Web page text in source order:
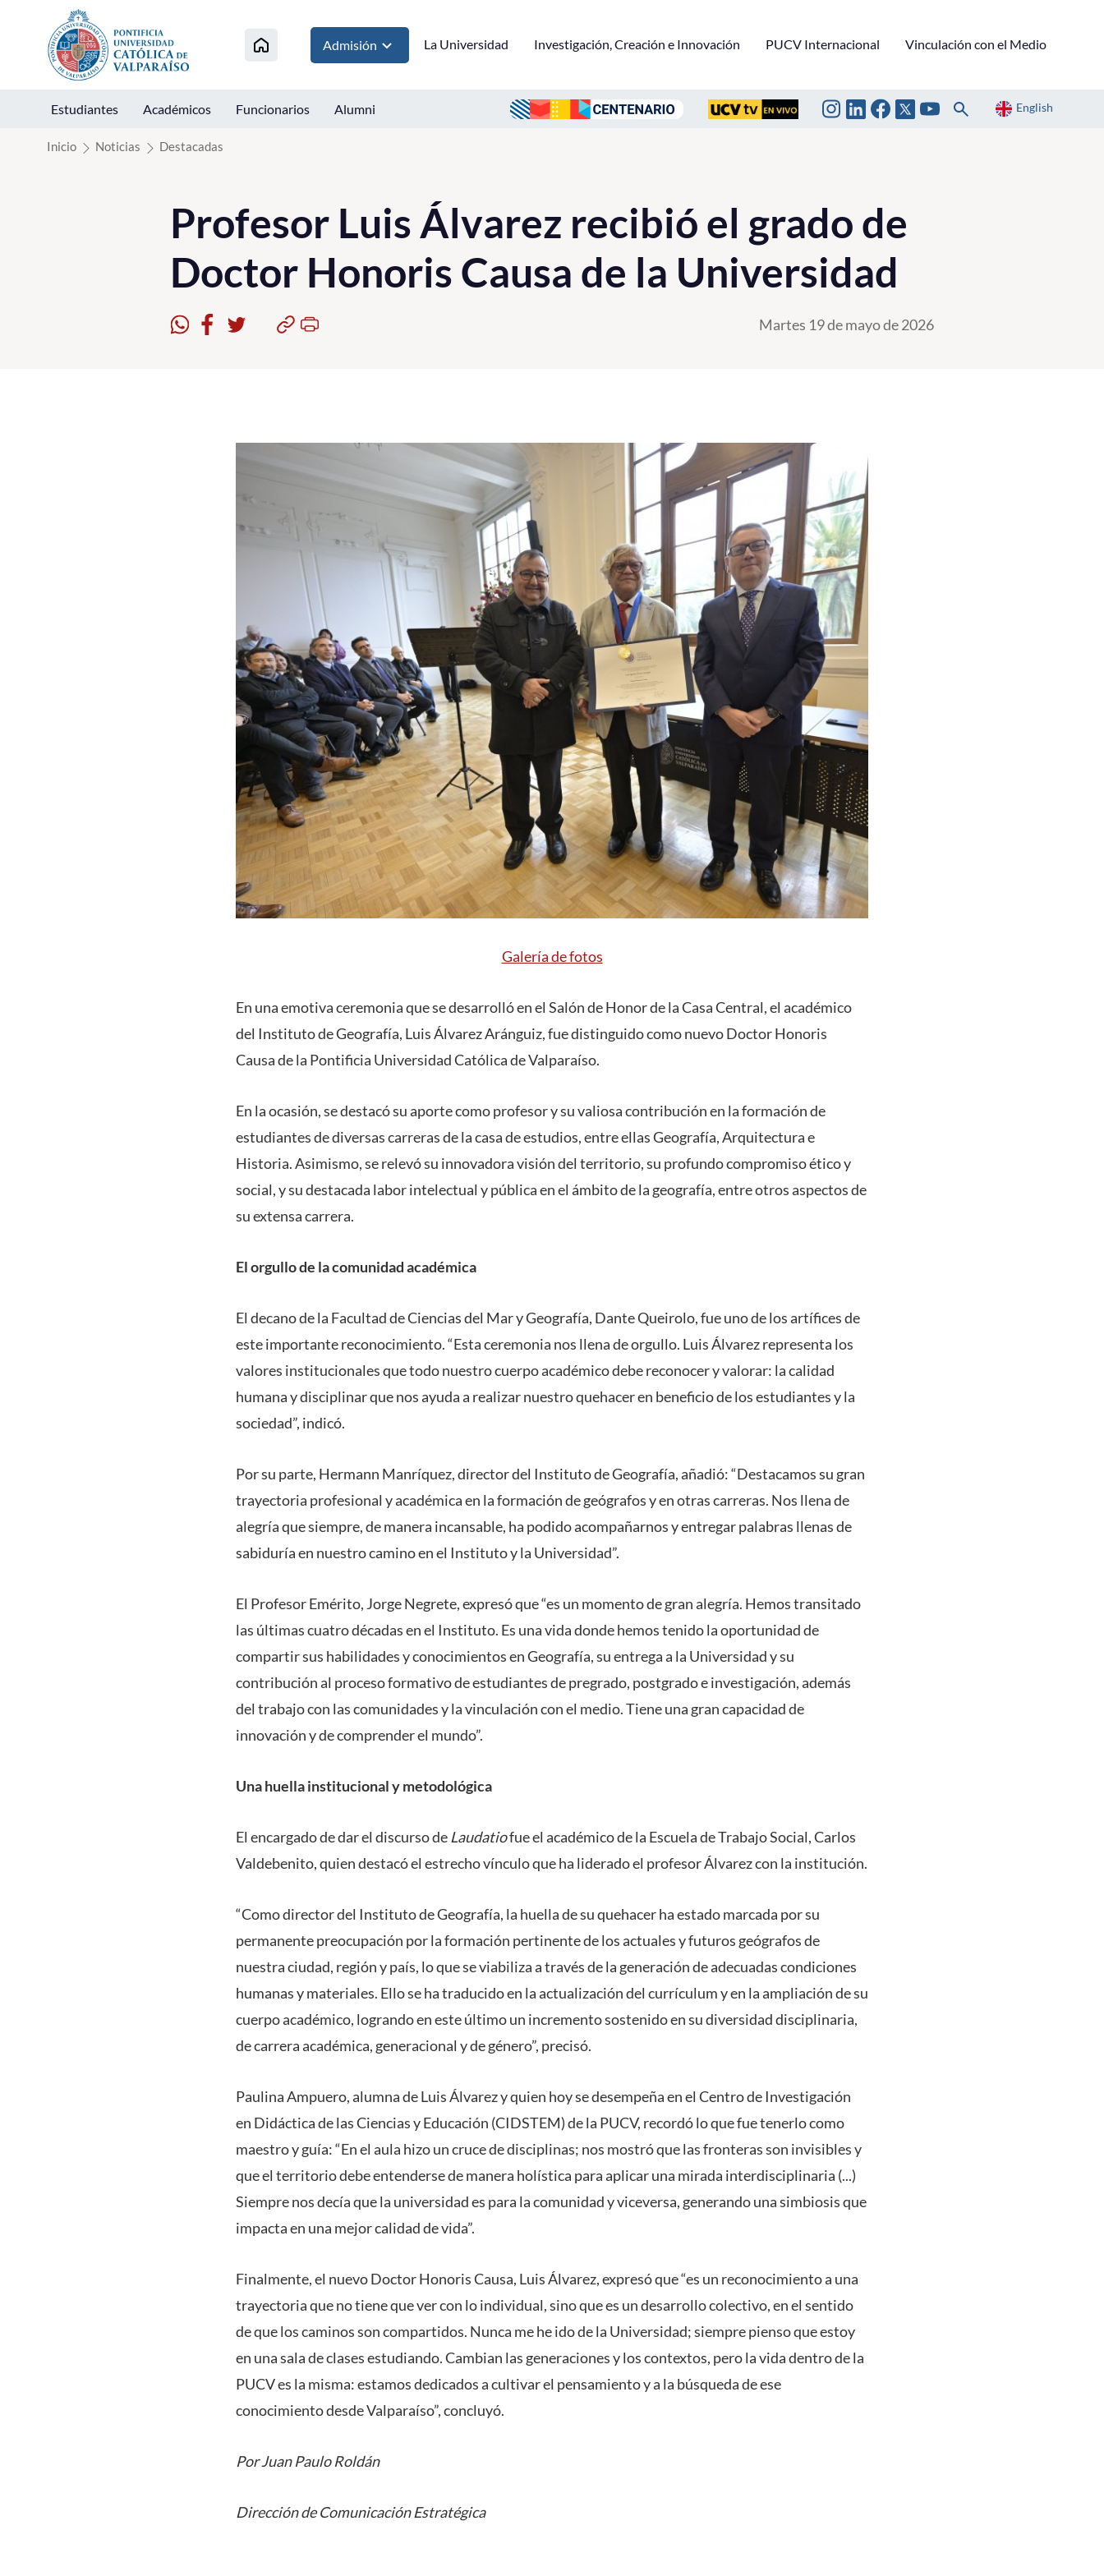
Click acá para ir directamente al contenido
Admisión La Universidad Investigación, Creación e Innovación PUCV Internacional Vinculación con el Medio
Estudiantes Académicos Funcionarios Alumni English
Inicio Noticias Destacadas
Profesor Luis Álvarez recibió el grado de
Doctor Honoris Causa de la Universidad
Martes 19 de mayo de 2026
Galería de fotos
En una emotiva ceremonia que se desarrolló en el Salón de Honor de la Casa Central, el académico
del Instituto de Geografía, Luis Álvarez Aránguiz, fue distinguido como nuevo Doctor Honoris
Causa de la Pontificia Universidad Católica de Valparaíso.
En la ocasión, se destacó su aporte como profesor y su valiosa contribución en la formación de
estudiantes de diversas carreras de la casa de estudios, entre ellas Geografía, Arquitectura e
Historia. Asimismo, se relevó su innovadora visión del territorio, su profundo compromiso ético y
social, y su destacada labor intelectual y pública en el ámbito de la geografía, entre otros aspectos de
su extensa carrera.
El orgullo de la comunidad académica
El decano de la Facultad de Ciencias del Mar y Geografía, Dante Queirolo, fue uno de los artífices de
este importante reconocimiento. “Esta ceremonia nos llena de orgullo. Luis Álvarez representa los
valores institucionales que todo nuestro cuerpo académico debe reconocer y valorar: la calidad
humana y disciplinar que nos ayuda a realizar nuestro quehacer en beneficio de los estudiantes y la
sociedad”, indicó.
Por su parte, Hermann Manríquez, director del Instituto de Geografía, añadió: “Destacamos su gran
trayectoria profesional y académica en la formación de geógrafos y en otras carreras. Nos llena de
alegría que siempre, de manera incansable, ha podido acompañarnos y entregar palabras llenas de
sabiduría en nuestro camino en el Instituto y la Universidad”.
El Profesor Emérito, Jorge Negrete, expresó que “es un momento de gran alegría. Hemos transitado
las últimas cuatro décadas en el Instituto. Es una vida donde hemos tenido la oportunidad de
compartir sus habilidades y conocimientos en Geografía, su entrega a la Universidad y su
contribución al proceso formativo de estudiantes de pregrado, postgrado e investigación, además
del trabajo con las comunidades y la vinculación con el medio. Tiene una gran capacidad de
innovación y de comprender el mundo”.
Una huella institucional y metodológica
El encargado de dar el discurso de Laudatiofue el académico de la Escuela de Trabajo Social, Carlos
Valdebenito, quien destacó el estrecho vínculo que ha liderado el profesor Álvarez con la institución.
“Como director del Instituto de Geografía, la huella de su quehacer ha estado marcada por su
permanente preocupación por la formación pertinente de los actuales y futuros geógrafos de
nuestra ciudad, región y país, lo que se viabiliza a través de la generación de adecuadas condiciones
humanas y materiales. Ello se ha traducido en la actualización del currículum y en la ampliación de su
cuerpo académico, logrando en este último un incremento sostenido en su diversidad disciplinaria,
de carrera académica, generacional y de género”, precisó.
Paulina Ampuero, alumna de Luis Álvarez y quien hoy se desempeña en el Centro de Investigación
en Didáctica de las Ciencias y Educación (CIDSTEM) de la PUCV, recordó lo que fue tenerlo como
maestro y guía: “En el aula hizo un cruce de disciplinas; nos mostró que las fronteras son invisibles y
que el territorio debe entenderse de manera holística para aplicar una mirada interdisciplinaria (...)
Siempre nos decía que la universidad es para la comunidad y viceversa, generando una simbiosis que
impacta en una mejor calidad de vida”.
Finalmente, el nuevo Doctor Honoris Causa, Luis Álvarez, expresó que “es un reconocimiento a una
trayectoria que no tiene que ver con lo individual, sino que es un desarrollo colectivo, en el sentido
de que los caminos son compartidos. Nunca me he ido de la Universidad; siempre pienso que estoy
en una sala de clases estudiando. Cambian las generaciones y los contextos, pero la vida dentro de la
PUCV es la misma: estamos dedicados a cultivar el pensamiento y a la búsqueda de ese
conocimiento desde Valparaíso”, concluyó.
Por Juan Paulo Roldán
Dirección de Comunicación Estratégica